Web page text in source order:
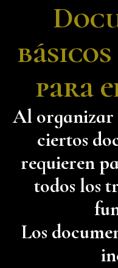
para
Al organizar
ciertos
requieren
todos los
Los